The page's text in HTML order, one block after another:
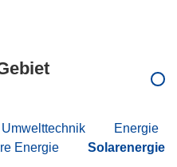
Umwelttechnik
Energie
Energie Solarenergie